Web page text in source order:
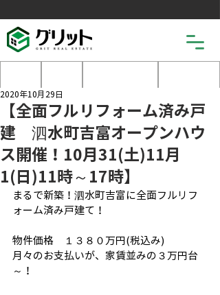
【全面フルリフォーム済み戸
建 泗水町吉富オープンハウ
ス開催！10月31(土)11月
1(日)11時～17時】
2020年10月29日
まるで新築！泗水町吉富に全面フルリフ
ォーム済み戸建て！
物件価格　１３８０万円(税込み)
月々のお支払いが、家賃並みの３万円台
～！